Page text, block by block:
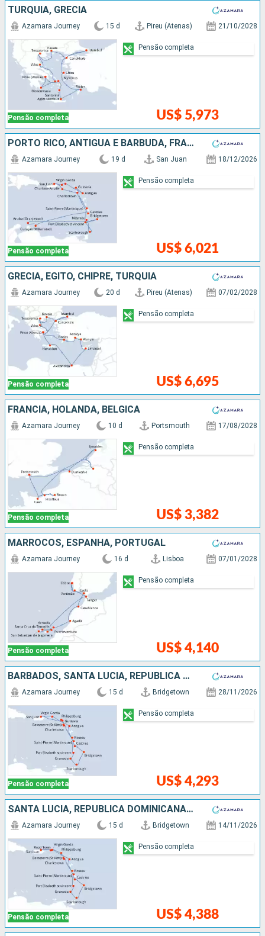
TURQUIA, GRÉCIA
Pensão completa
Azamara Journey 15 d Pireu (Atenas) 21/10/2028
US$ 5,973
Pensão completa
PORTO RICO, ANTIGUA E BARBUDA, FRANCIA, TRINIDADE E TOBAGO, SÃO VINCENTE E GRANADINAS, BARBADOS, ARUBA, SANTA LUCIA, ESTADOS UNIDOS
Pensão completa
Azamara Journey 19 d San Juan 18/12/2026
US$ 6,021
Pensão completa
GRÉCIA, EGITO, CHIPRE, TURQUIA
Pensão completa
Azamara Journey 20 d Pireu (Atenas) 07/02/2028
US$ 6,695
Pensão completa
FRANCIA, HOLANDA, BÉLGICA
Pensão completa
Azamara Journey 10 d Portsmouth 17/08/2028
US$ 3,382
Pensão completa
MARROCOS, ESPANHA, PORTUGAL
Pensão completa
Azamara Journey 16 d Lisboa 07/01/2028
US$ 4,140
Pensão completa
BARBADOS, SANTA LUCIA, REPUBLICA DOMINICANA, FRANCIA, PORTO RICO, ANTIGUA E BARBUDA, SÃO VINCENTE E GRANADINAS, GRENADA, TRINIDADE E TOBAGO
Pensão completa
Azamara Journey 15 d Bridgetown 28/11/2026
US$ 4,293
Pensão completa
SANTA LUCIA, REPUBLICA DOMINICANA, PORTO RICO, ANTIGUA E BARBUDA, SÃO VINCENTE E GRANADINAS, GRENADA, TRINIDADE E TOBAGO, BARBADOS
Pensão completa
Azamara Journey 15 d Bridgetown 14/11/2026
US$ 4,388
Pensão completa